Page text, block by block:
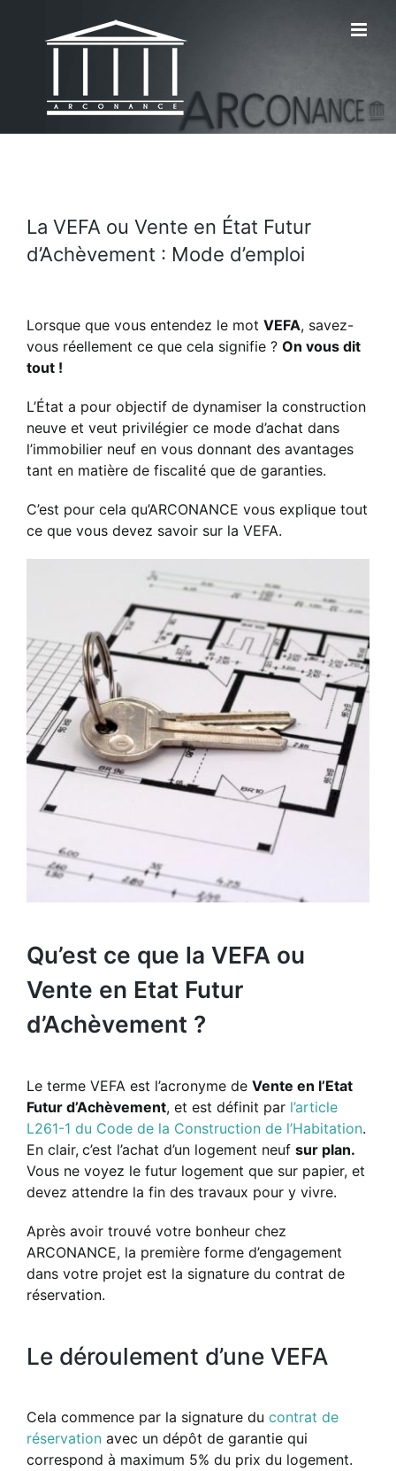
La VEFA ou Vente en État Futur
d’Achèvement : Mode d’emploi
Lorsque que vous entendez le mot VEFA, savez-
vous réellement ce que cela signifie ? On vous dit
tout !
L’État a pour objectif de dynamiser la construction
neuve et veut privilégier ce mode d’achat dans
l’immobilier neuf en vous donnant des avantages
tant en matière de fiscalité que de garanties.
C’est pour cela qu’ARCONANCE vous explique tout
ce que vous devez savoir sur la VEFA.
Qu’est ce que la VEFA ou
Vente en Etat Futur
d’Achèvement ?
Le terme VEFA est l’acronyme de Vente en l’Etat
Futur d’Achèvement, et est définit par l’article
L261-1 du Code de la Construction de l’Habitation.
En clair, c’est l’achat d’un logement neuf sur plan.
Vous ne voyez le futur logement que sur papier, et
devez attendre la fin des travaux pour y vivre.
Après avoir trouvé votre bonheur chez
ARCONANCE, la première forme d’engagement
dans votre projet est la signature du contrat de
réservation.
Le déroulement d’une VEFA
Cela commence par la signature du contrat de
réservationavec un dépôt de garantie qui
correspond à maximum 5% du prix du logement.